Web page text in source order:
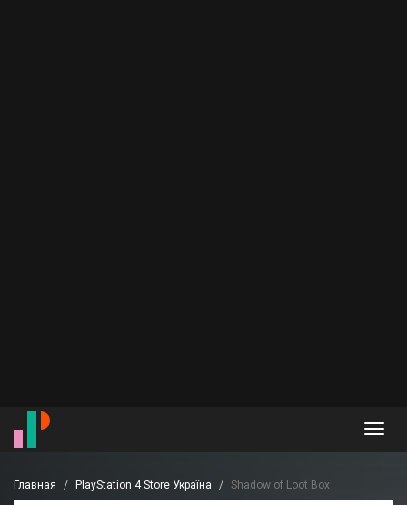
Главная PlayStation 4 Store Україна Shadow of Loot Box